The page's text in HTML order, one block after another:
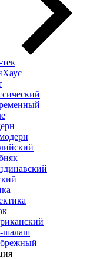
шалаш